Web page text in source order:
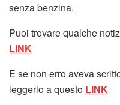
senza benzina.
Puoi trovare qualche
LINK
E se non erro aveva
leggerlo a questo LINK